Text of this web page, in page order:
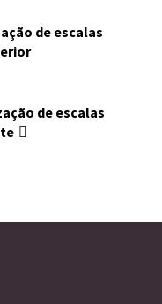
de escalas
de escalas